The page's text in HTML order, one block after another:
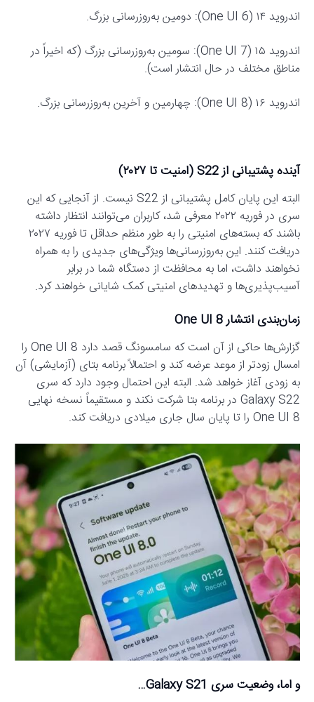
اندروید ۱۴ (One UI 6): دومین به‌روزرسانی بزرگ.
اندروید ۱۵ (One UI 7): سومین به‌روزرسانی بزرگ (که اخیراً در
مناطق مختلف در حال انتشار است).
اندروید ۱۶ (One UI 8): چهارمین و آخرین به‌روزرسانی بزرگ.
آینده پشتیبانی از S22 (امنیت تا ۲۰۲۷)
البته این پایان کامل پشتیبانی از S22 نیست. از آنجایی که این
سری در فوریه ۲۰۲۲ معرفی شد، کاربران می‌توانند انتظار داشته
باشند که بسته‌های امنیتی را به طور منظم حداقل تا فوریه ۲۰۲۷
دریافت کنند. این به‌روزرسانی‌ها ویژگی‌های جدیدی را به همراه
نخواهند داشت، اما به محافظت از دستگاه شما در برابر
آسیب‌پذیری‌ها و تهدیدهای امنیتی کمک شایانی خواهند کرد.
زمان‌بندی انتشار One UI 8
گزارش‌ها حاکی از آن است که سامسونگ قصد دارد One UI 8 را
امسال زودتر از موعد عرضه کند و احتمالاً برنامه بتای (آزمایشی) آن
به زودی آغاز خواهد شد. البته این احتمال وجود دارد که سری
Galaxy S22 در برنامه بتا شرکت نکند و مستقیماً نسخه نهایی
One UI 8 را تا پایان سال جاری میلادی دریافت کند.
و اما، وضعیت سری Galaxy S21…